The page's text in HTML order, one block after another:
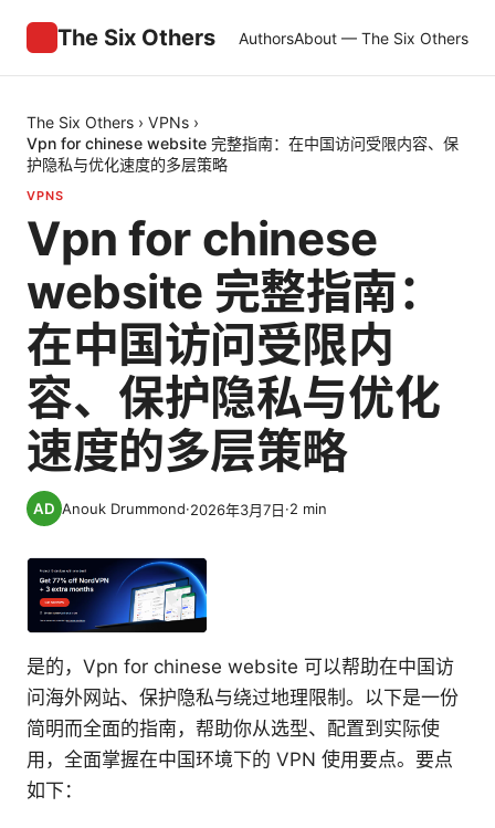
The Six Others AuthorsAbout — The Six Others
The Six Others › VPNs ›
Vpn for chinese website 完整指南：在中国访问受限内容、保
护隐私与优化速度的多层策略
VPNS
Vpn for chinese
website 完整指南：
在中国访问受限内
容、保护隐私与优化
速度的多层策略
Anouk Drummond·2026年3月7日·2 min
是的，Vpn for chinese website 可以帮助在中国访
问海外网站、保护隐私与绕过地理限制。以下是一份
简明而全面的指南，帮助你从选型、配置到实际使
用，全面掌握在中国环境下的 VPN 使用要点。要点
如下：